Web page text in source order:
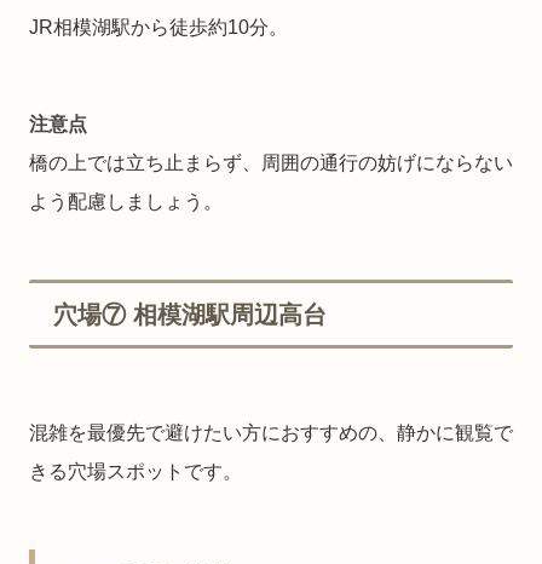
JR相模湖駅から徒歩約10分。
注意点
橋の上では立ち止まらず、周囲の通行の妨げにならない
よう配慮しましょう。
穴場⑦ 相模湖駅周辺高台
混雑を最優先で避けたい方におすすめの、静かに観覧で
きる穴場スポットです。